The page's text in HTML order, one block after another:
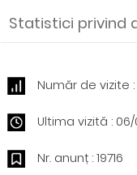
Statistici privind
Număr de vizite :
Ultima vizită : 06/
Nr. anunț : 19716